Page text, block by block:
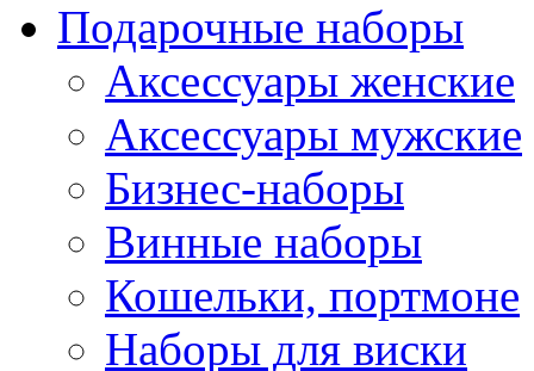
Подарочные наборы
Аксессуары женские
Аксессуары мужские
Бизнес-наборы
Винные наборы
Кошельки, портмоне
Наборы для виски